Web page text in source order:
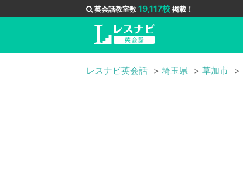
英会話教室数 19,117校 掲載！
レスナビ英会話 埼玉県 草加市